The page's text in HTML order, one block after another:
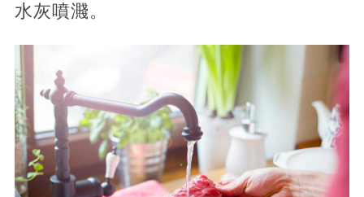
水灰噴濺。